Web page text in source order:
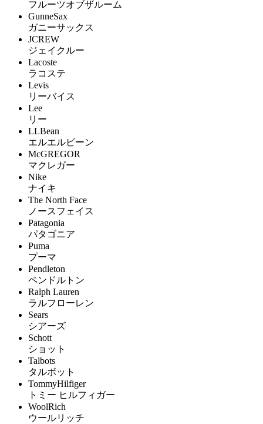
フルーツオブザルーム
GunneSax
ガニーサックス
JCREW
ジェイクルー
Lacoste
ラコステ
Levis
リーバイス
Lee
リー
LLBean
エルエルビーン
McGREGOR
マクレガー
Nike
ナイキ
The North Face
ノースフェイス
Patagonia
パタゴニア
Puma
プーマ
Pendleton
ペンドルトン
Ralph Lauren
ラルフローレン
Sears
シアーズ
Schott
ショット
Talbots
タルボット
TommyHilfiger
トミー ヒルフィガー
WoolRich
ウールリッチ